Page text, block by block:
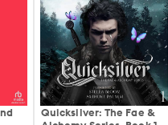
Quicksilver: The Fae &